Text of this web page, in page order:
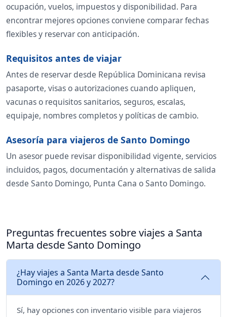
ocupación, vuelos, impuestos y disponibilidad. Para
encontrar mejores opciones conviene comparar fechas
flexibles y reservar con anticipación.
Requisitos antes de viajar
Antes de reservar desde República Dominicana revisa
pasaporte, visas o autorizaciones cuando apliquen,
vacunas o requisitos sanitarios, seguros, escalas,
equipaje, nombres completos y políticas de cambio.
Asesoría para viajeros de Santo Domingo
Un asesor puede revisar disponibilidad vigente, servicios
incluidos, pagos, documentación y alternativas de salida
desde Santo Domingo, Punta Cana o Santo Domingo.
Preguntas frecuentes sobre viajes a Santa
Marta desde Santo Domingo
¿Hay viajes a Santa Marta desde Santo
Domingo en 2026 y 2027?
Sí, hay opciones con inventario visible para viajeros